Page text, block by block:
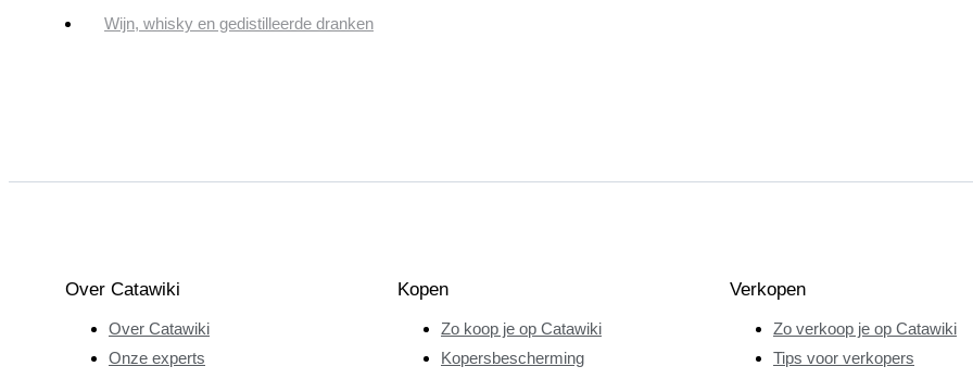
Wijn, whisky en gedistilleerde dranken
Over Catawiki
Over Catawiki
Onze experts
Kopen
Zo koop je op Catawiki
Kopersbescherming
Verkopen
Zo verkoop je op Catawiki
Tips voor verkopers